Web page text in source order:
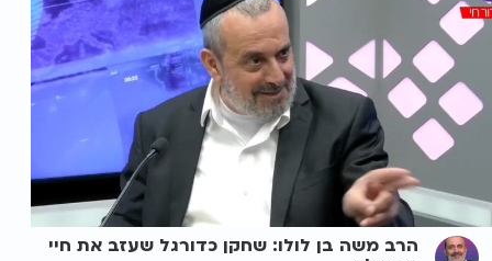
הרב משה בן לולו: שחקן כדורגל שעזב את חיי